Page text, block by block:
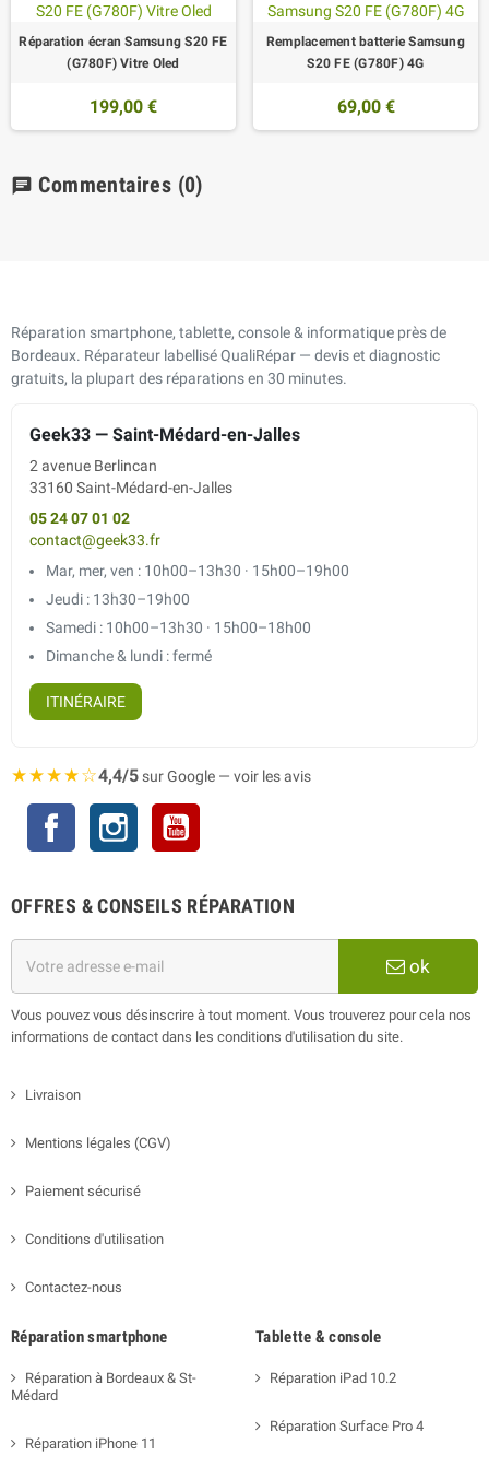
Réparation écran Samsung S20 FE
(G780F) Vitre Oled
199,00 €
Remplacement batterie Samsung
S20 FE (G780F) 4G
69,00 €
chat Commentaires (0)
Réparation smartphone, tablette, console & informatique près de
Bordeaux. Réparateur labellisé QualiRépar — devis et diagnostic
gratuits, la plupart des réparations en 30 minutes.
Geek33 — Saint-Médard-en-Jalles
2 avenue Berlincan
33160 Saint-Médard-en-Jalles
05 24 07 01 02
contact@geek33.fr
Mar, mer, ven : 10h00–13h30 · 15h00–19h00
Jeudi : 13h30–19h00
Samedi : 10h00–13h30 · 15h00–18h00
Dimanche & lundi : fermé
ITINÉRAIRE
★★★★☆4,4/5sur Google — voir les avis
Facebook Instagram
OFFRES & CONSEILS RÉPARATION
ok
Vous pouvez vous désinscrire à tout moment. Vous trouverez pour cela nos
informations de contact dans les conditions d'utilisation du site.
Livraison
Mentions légales (CGV)
Paiement sécurisé
Conditions d'utilisation
Contactez-nous
Réparation smartphone
Réparation à Bordeaux & St-
Médard
Réparation iPhone 11
Tablette & console
Réparation iPad 10.2
Réparation Surface Pro 4